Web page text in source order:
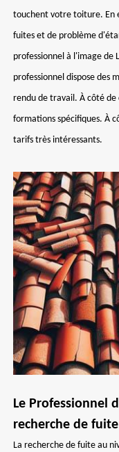
touchent votre toiture. En
fuites et de problème
professionnel à l'image de
professionnel dispose des
rendu de travail. À côté de
formations spécifiques. À
tarifs très intéressants.
Le Professionnel
recherche de
La recherche de fuite au